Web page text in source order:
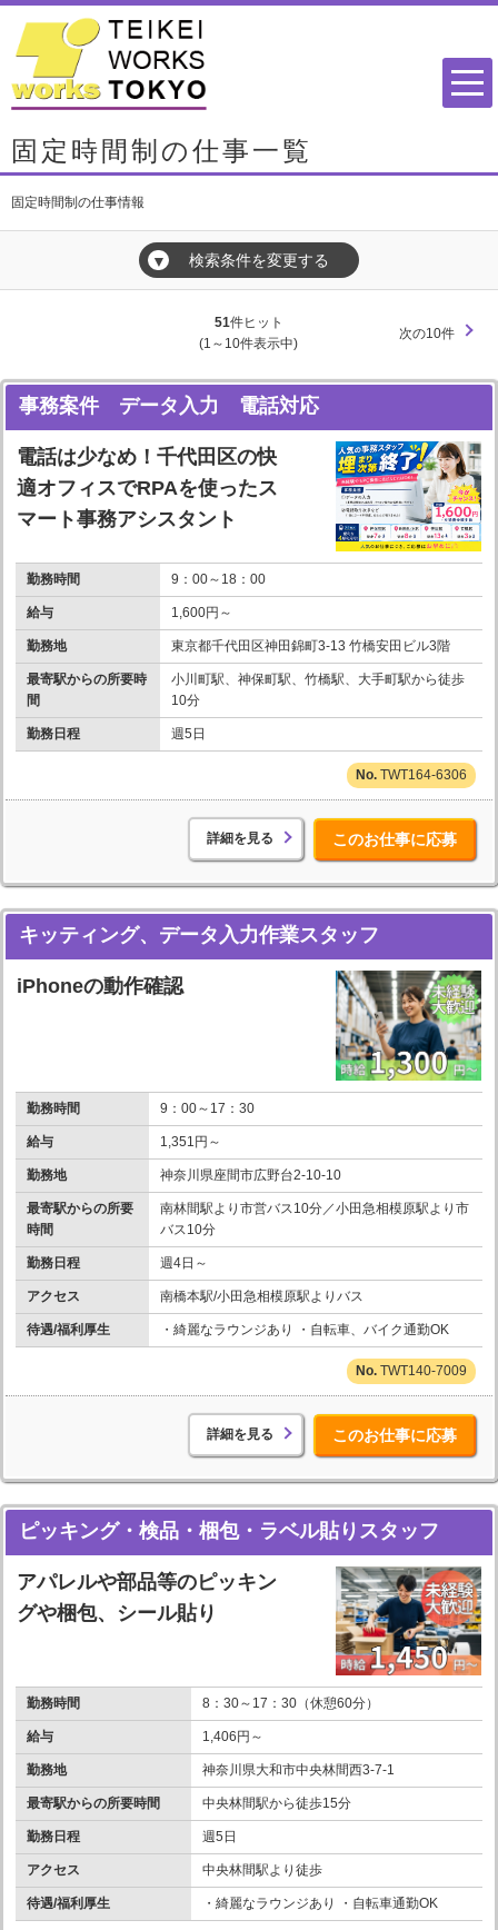
固定時間制の仕事一覧
固定時間制の仕事情報
▼ 検索条件を変更する
51件ヒット
(1～10件表示中)
次の10件
事務案件 データ入力 電話対応
電話は少なめ！千代田区の快
適オフィスでRPAを使ったス
マート事務アシスタント
勤務時間 9：00～18：00
給与 1,600円～
勤務地 東京都千代田区神田錦町3-13 竹橋安田ビル3階
最寄駅からの所要時
間
小川町駅、神保町駅、竹橋駅、大手町駅から徒歩
10分
勤務日程 週5日
TWT164-6306
詳細を見る このお仕事に応募
キッティング、データ入力作業スタッフ
iPhoneの動作確認
勤務時間 9：00～17：30
給与 1,351円～
勤務地 神奈川県座間市広野台2-10-10
最寄駅からの所要
時間
南林間駅より市営バス10分／小田急相模原駅より市
バス10分
勤務日程 週4日～
アクセス 南橋本駅/小田急相模原駅よりバス
待遇/福利厚生 ・綺麗なラウンジあり ・自転車、バイク通勤OK
TWT140-7009
詳細を見る このお仕事に応募
ピッキング・検品・梱包・ラベル貼りスタッフ
アパレルや部品等のピッキン
グや梱包、シール貼り
勤務時間 8：30～17：30（休憩60分）
給与 1,406円～
勤務地 神奈川県大和市中央林間西3-7-1
最寄駅からの所要時間 中央林間駅から徒歩15分
勤務日程 週5日
アクセス 中央林間駅より徒歩
待遇/福利厚生 ・綺麗なラウンジあり ・自転車通勤OK